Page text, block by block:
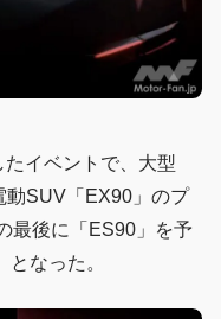
イベントで、大型
動SUV「EX90」のプ
最後に「ES90」を予
なった。